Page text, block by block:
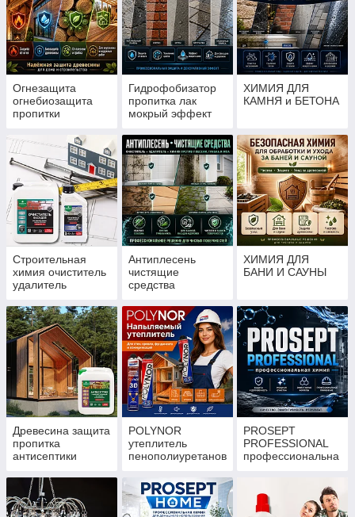
Огнезащита
огнебиозащита
пропитки
защита древесины
I, II группа (ТР
ЕАЭС 043/2017)
Гидрофобизатор
пропитка лак
мокрый эффект
кирпича бетона
брусчатки
тротуарной плитки
ХИМИЯ ДЛЯ
КАМНЯ и БЕТОНА
Строительная
химия очиститель
удалитель
нейтрализатор
смывка
утеплитель
Антиплесень
чистящие
средства
удалитель химия
против плесени
грибка мха
ХИМИЯ ДЛЯ
БАНИ И САУНЫ
Древесина защита
пропитка
антисептики
POLYNOR
утеплитель
пенополиуретанов
(ППУ)
PROSEPT
PROFESSIONAL
профессиональна